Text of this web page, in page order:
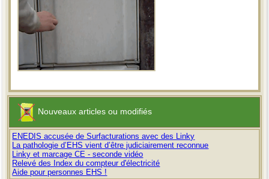
Nouveaux articles ou modifiés
ENEDIS accusée de Surfacturations avec des Linky
La pathologie d’EHS vient d’être judiciairement reconnue
Linky et marcage CE - seconde vidéo
Relevé des Index du compteur d'électricité
Aide pour personnes EHS !